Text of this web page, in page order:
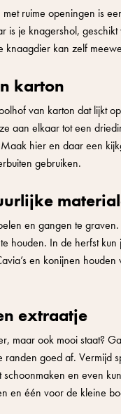
ruime openingen is
je knagershol,
knaagdier kan zelf
karton
van karton dat lijkt
aan elkaar tot een
hier en daar een
gebruiken.
en gangen te
houden. In de herfst
en konijnen
extraatje
maar ook mooi staat?
goed af. Vermijd
en even
en één voor de kleine